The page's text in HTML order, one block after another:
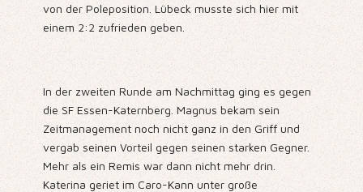
von der Poleposition. Lübeck musste sich hier mit
einem 2:2 zufrieden geben.
In der zweiten Runde am Nachmittag ging es gegen
die SF Essen-Katernberg. Magnus bekam sein
Zeitmanagement noch nicht ganz in den Griff und
vergab seinen Vorteil gegen seinen starken Gegner.
Mehr als ein Remis war dann nicht mehr drin.
Katerina geriet im Caro-Kann unter große